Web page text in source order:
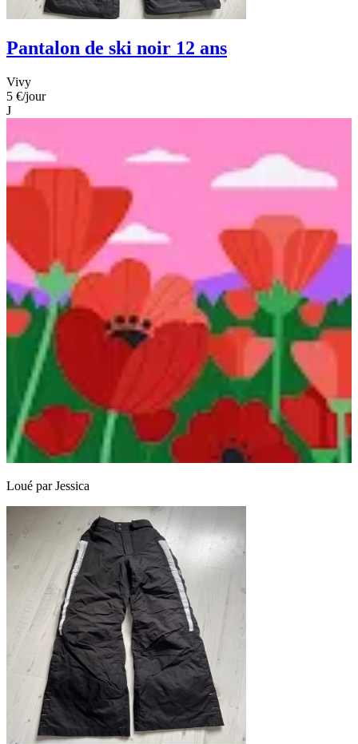
Pantalon de ski noir 12 ans
Vivy
5 €/jour
J
Loué parJessica